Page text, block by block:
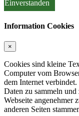
Einverstanden
Information Cookies
×
Cookies sind kleine
Computer vom
dem Internet
Daten zu sammeln
Webseite angenehmer
anderen Seiten